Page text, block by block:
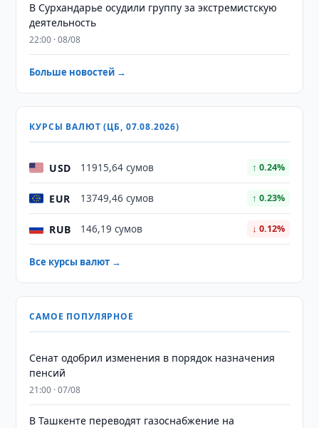
В Сурхандарье осудили группу за экстремистскую
деятельность
22:00 · 08/08
Больше новостей →
КУРСЫ ВАЛЮТ (ЦБ, 07.08.2026)
USD 11915,64 сумов ↑ 0.24%
EUR 13749,46 сумов ↑ 0.23%
RUB 146,19 сумов ↓ 0.12%
Все курсы валют →
САМОЕ ПОПУЛЯРНОЕ
Сенат одобрил изменения в порядок назначения
пенсий
21:00 · 07/08
В Ташкенте переводят газоснабжение на